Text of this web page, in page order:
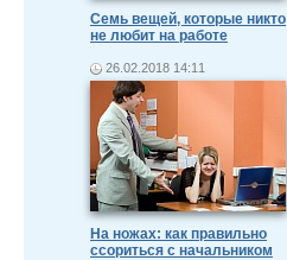
Семь вещей, которые никто
не любит на работе
26.02.2018 14:11
На ножах: как правильно
ссориться с начальником